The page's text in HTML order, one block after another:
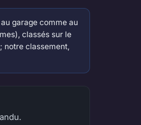
garage comme au
classés sur le
notre classement,